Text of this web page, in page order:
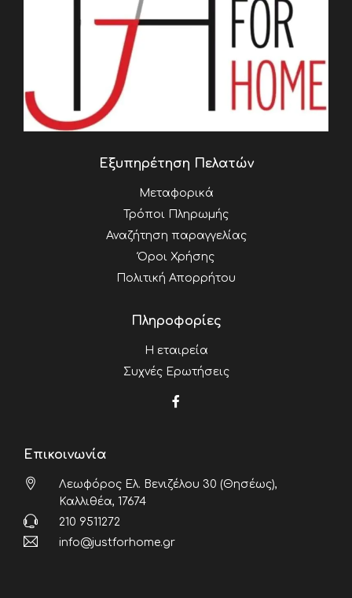
Εξυπηρέτηση Πελατών
Μεταφορικά
Τρόποι Πληρωμής
Αναζήτηση παραγγελίας
Όροι Χρήσης
Πολιτική Απορρήτου
Πληροφορίες
Η εταιρεία
Συχνές Ερωτήσεις
Επικοινωνία
Λεωφόρος Ελ. Βενιζέλου 30 (Θησέως),
Καλλιθέα, 17674
210 9511272
info@justforhome.gr